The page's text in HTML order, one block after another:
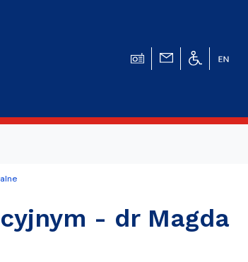
- dr Magda